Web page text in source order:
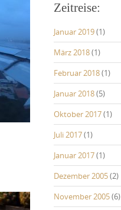
Zeitreise:
Januar 2019(1)
März 2018(1)
Februar 2018(1)
Januar 2018(5)
Oktober 2017(1)
Juli 2017(1)
Januar 2017(1)
Dezember 2005(2)
November 2005(6)